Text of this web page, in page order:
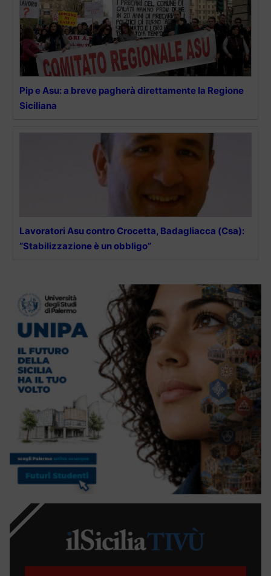
Pip e Asu: a breve pagherà direttamente la Regione
Siciliana
Lavoratori Asu contro Crocetta, Badagliacca (Csa):
“Stabilizzazione è un obbligo”